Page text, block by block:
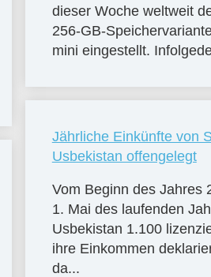
dieser Woche weltweit
256-GB-
mini eingestellt.
Jährliche Einkünfte von
Usbekistan offengelegt
Vom Beginn des Jahres
1. Mai des laufenden
Usbekistan 1.100
ihre Einkommen
da...